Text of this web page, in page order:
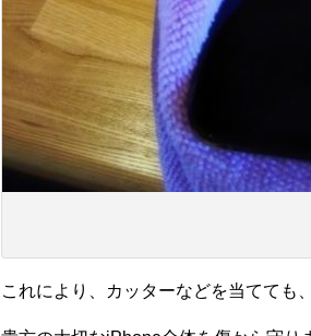
これにより、カッターなどを当てても